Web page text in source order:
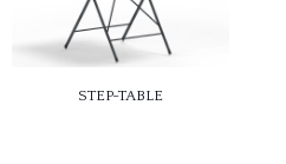
STEP-TABLE